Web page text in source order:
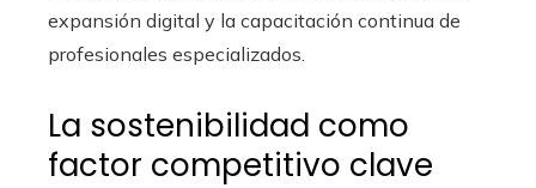
expansión digital y la capacitación continua de
profesionales especializados.
La sostenibilidad como
factor competitivo clave